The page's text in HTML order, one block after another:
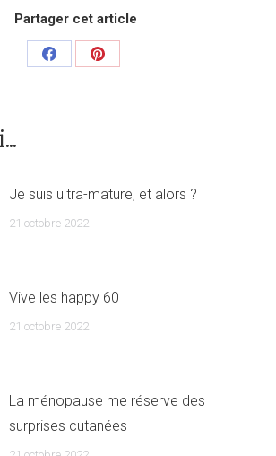
Partager cet article
PartagerPartager
Je suis ultra-mature, et alors ?
21 octobre 2022
Vive les happy 60
21 octobre 2022
La ménopause me réserve des
surprises cutanées